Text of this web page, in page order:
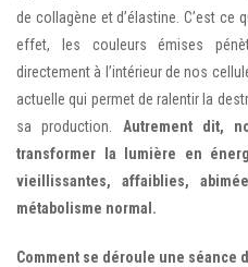
de collagène et d’élastine. C’est ce
effet, les couleurs émises
directement à l’intérieur de nos
actuelle qui permet de ralentir la
sa production.
Autrement dit,
transformer la lumière en
vieillissantes, affaiblies,
métabolisme normal.
Comment se déroule une séance